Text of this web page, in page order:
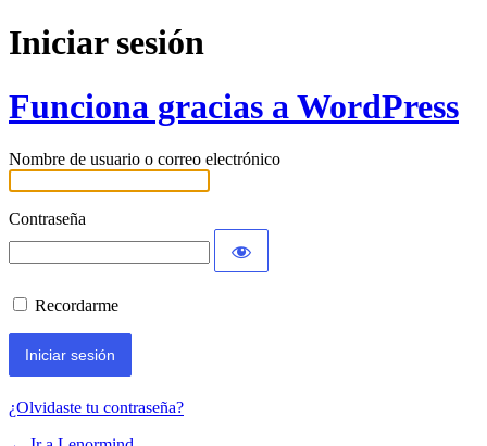
Iniciar sesión
Funciona gracias a WordPress
Nombre de usuario o correo electrónico
Contraseña
Recordarme
¿Olvidaste tu contraseña?